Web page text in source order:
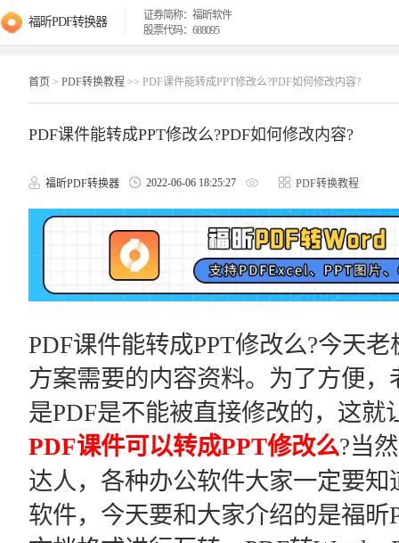
福昕PDF转换器
证券简称：福昕软件
股票代码：688095
首页 > PDF转换教程 >> PDF课件能转成PPT修改么?PDF如何修改内容?
PDF课件能转成PPT修改么?PDF如何修改内容?
福昕PDF转换器 2022-06-06 18:25:27 PDF转换教程
PDF课件能转成PPT修改么?今天
方案需要的内容资料。为了方便
是PDF是不能被直接修改的，这
PDF课件可以转成PPT修改么?当
达人，各种办公软件大家一定要
软件，今天要和大家介绍的是福昕